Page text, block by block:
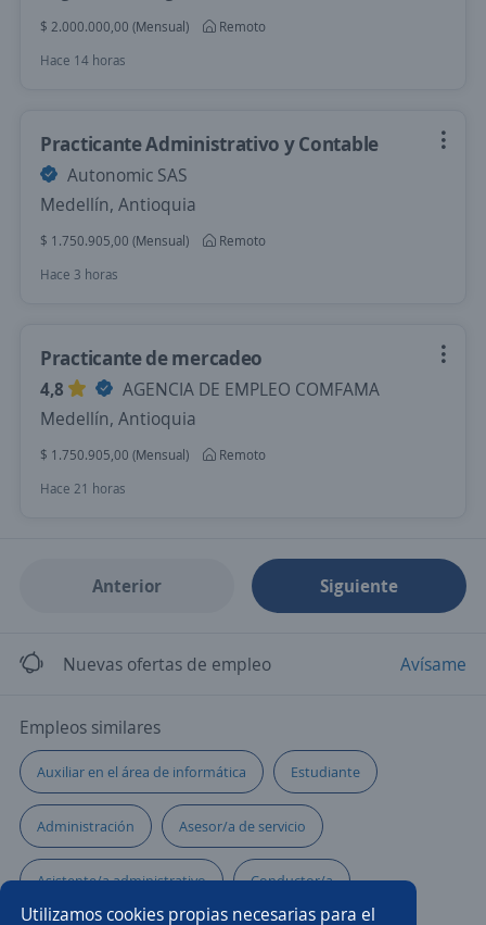
Utilizamos cookies propias necesarias para el
$ 2.000.000,00 (Mensual)
Remoto
Hace 14 horas
Practicante Administrativo y Contable
Autonomic SAS
Medellín, Antioquia
$ 1.750.905,00 (Mensual)
Remoto
Hace 3 horas
Practicante de mercadeo
4,8
AGENCIA DE EMPLEO COMFAMA
Medellín, Antioquia
$ 1.750.905,00 (Mensual)
Remoto
Hace 21 horas
Anterior Siguiente
Nuevas ofertas de empleo Avísame
Empleos similares
Auxiliar en el área de informática Estudiante
Administración Asesor/a de servicio
Asistente/a administrativo Conductor/a